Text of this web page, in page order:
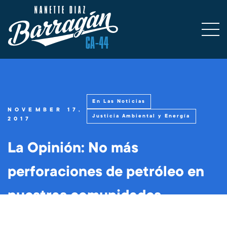
NOVEMBER 17,
2017
En Las Noticias
Justicia Ambiental y Energía
La Opinión: No más
perforaciones de petróleo en
nuestras comunidades